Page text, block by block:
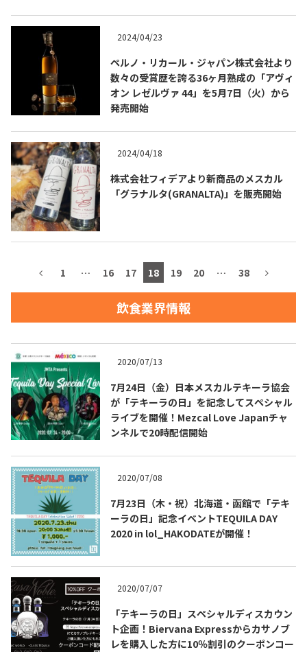
お問合せ プライバシーポリシー サイトマップ
COPYRIGHT © JUAST All rights reserved.
2024/04/23
ペルノ・リカール・ジャパン株式会社より
数々の受賞歴を誇る36ヶ月熟成の「アヴィ
オン レゼルヴァ 44」を5月7日（火）から
発売開始
2024/04/18
株式会社フィデアより新商品のメスカル
「グラナルタ(GRANALTA)」を販売開始
1 … 16 17 18 19 20 … 38
飲食業界情報
2020/07/13
7月24日（金）日本メスカルテキーラ協会
が「テキーラの日」を記念してスペシャル
ライブを開催！Mezcal Love Japanチャ
ンネルで20時配信開始
2020/07/08
7月23日（木・祝）北海道・函館で「テキ
ーラの日」記念イベントTEQUILA DAY
2020 in lol_HAKODATEが開催！
2020/07/07
「テキーラの日」スペシャルディスカウン
ト企画！Biervana Expressからカサノブ
レを購入した方に10％割引のクーポンコー